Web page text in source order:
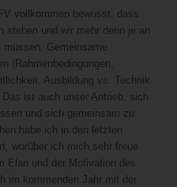
vollkommen bewusst, dass
stehen und wir mehr denn je an
müssen. Gemeinsame
(Rahmenbedingungen,
Ausbildung vs. Technik
ist auch unser Antrieb, sich
und sich gemeinsam zu
habe ich in den letzten
worüber ich mich sehr freue
Elan und der Motivation des
im kommenden Jahr mit der